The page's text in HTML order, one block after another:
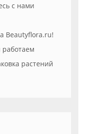
с нами
Beautyflora.ru!
растений